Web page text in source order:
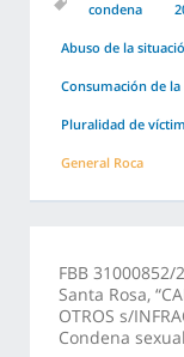
condena
Abuso de la
Consumación de
Pluralidad de
General Roca
FBB
Santa Rosa,
OTROS s/
Condena